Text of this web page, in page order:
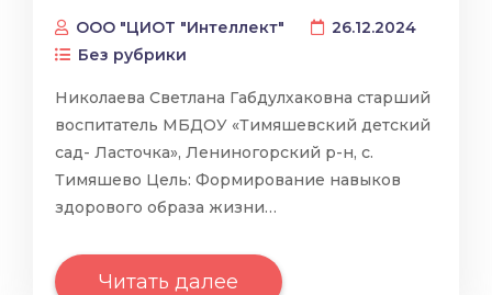
ООО "ЦИОТ "Интеллект"
26.12.2024
Без рубрики
Николаева Светлана Габдулхаковна старший
воспитатель МБДОУ «Тимяшевский детский
сад- Ласточка», Лениногорский р-н, с.
Тимяшево Цель: Формирование навыков
здорового образа жизни…
Читать далее